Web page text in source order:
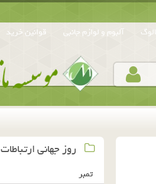
آلبوم و لوازم جانبی قوانین خرید
روز جهانی ارتباطات
تمبر